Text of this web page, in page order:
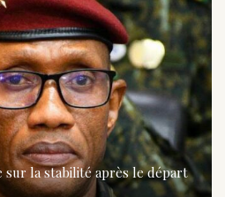
sur la stabilité après le départ